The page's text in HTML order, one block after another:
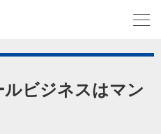
ビジネスはマン